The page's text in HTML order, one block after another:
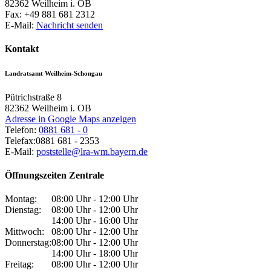
82362 Weilheim i. OB
Fax: +49 881 681 2312
E-Mail: Nachricht senden
Kontakt
Landratsamt Weilheim-Schongau
Pütrichstraße 8
82362 Weilheim i. OB
Adresse in Google Maps anzeigen
Telefon: 0881 681 - 0
Telefax:0881 681 - 2353
E-Mail: poststelle@lra-wm.bayern.de
Öffnungszeiten Zentrale
Montag:
08:00 Uhr - 12:00 Uhr
Dienstag:
08:00 Uhr - 12:00 Uhr
14:00 Uhr - 16:00 Uhr
Mittwoch:
08:00 Uhr - 12:00 Uhr
Donnerstag:08:00 Uhr - 12:00 Uhr
14:00 Uhr - 18:00 Uhr
Freitag:
08:00 Uhr - 12:00 Uhr